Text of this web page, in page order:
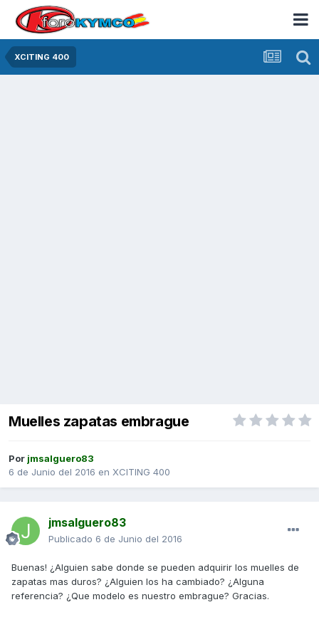
XCITING 400
Muelles zapatas embrague
Por jmsalguero83
6 de Junio del 2016 en XCITING 400
jmsalguero83
Publicado 6 de Junio del 2016
Buenas! ¿Alguien sabe donde se pueden adquirir los muelles de
zapatas mas duros? ¿Alguien los ha cambiado? ¿Alguna
referencia? ¿Que modelo es nuestro embrague? Gracias.